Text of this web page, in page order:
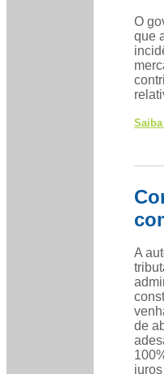
O
que
A
de